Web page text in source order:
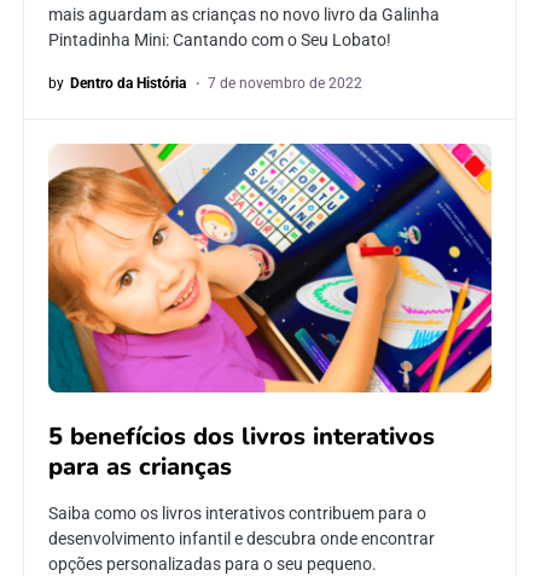
mais aguardam as crianças no novo livro da Galinha
Pintadinha Mini: Cantando com o Seu Lobato!
by Dentro da História 7 de novembro de 2022
5 benefícios dos livros interativos
para as crianças
Saiba como os livros interativos contribuem para o
desenvolvimento infantil e descubra onde encontrar
opções personalizadas para o seu pequeno.